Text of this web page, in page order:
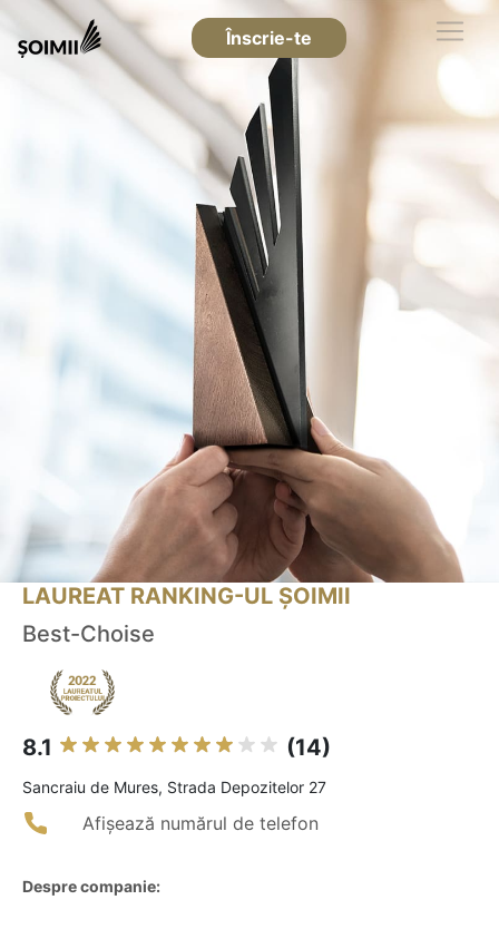
Înscrie-te
LAUREAT RANKING-UL ȘOIMII
Best-Choise
8.1 (14)
Sancraiu de Mures, Strada Depozitelor 27
Afișează numărul de telefon
Despre companie: